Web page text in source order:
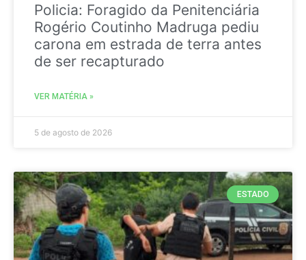
Policia: Foragido da Penitenciária
Rogério Coutinho Madruga pediu
carona em estrada de terra antes
de ser recapturado
VER MATÉRIA »
5 de agosto de 2026
ESTADO